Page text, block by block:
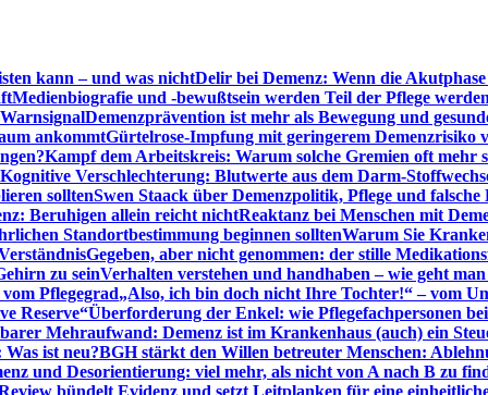
kann – und was nichtDelir bei Demenz: Wenn die
Medienbiografie und -bewußtsein werden Teil der Pflege werden
Demenzprävention ist mehr als Bewegung und
ankommtGürtelrose-Impfung mit geringerem Demenzrisiko
Kampf dem Arbeitskreis: Warum solche Gremien oft mehr
Kognitive Verschlechterung: Blutwerte aus dem Darm-
solltenSwen Staack über Demenzpolitik, Pflege und falsche
Beruhigen allein reicht nichtReaktanz bei Menschen mit
Standortbestimmung beginnen solltenWarum Sie
Gegeben, aber nicht genommen: der stille
zu seinVerhalten verstehen und handhaben – wie geht
Pflegegrad„Also, ich bin doch nicht Ihre Tochter!“ – vom
Reserve“Überforderung der Enkel: wie Pflegefachpersonen
Mehraufwand: Demenz ist im Krankenhaus (auch) ein
ist neu?BGH stärkt den Willen betreuter Menschen:
und Desorientierung: viel mehr, als nicht von A nach B zu